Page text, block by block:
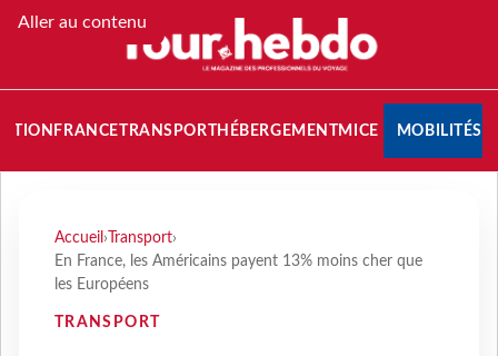
Aller au contenu
FRANCETRANSPORT HÉBERGEMENTMICE MOBILITÉS
Accueil › Transport›
En France, les Américains payent 13% moins cher que
les Européens
TRANSPORT